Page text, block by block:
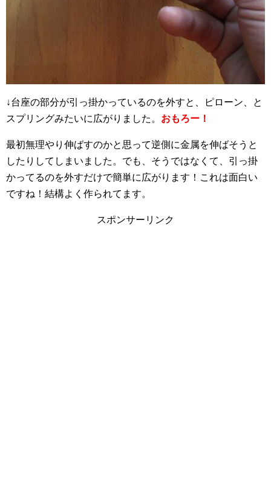
↓台座の部分が引っ掛かっているのを外すと、ピローン、と
スプリングみたいに広がりました。 おもろー！
最初無理やり伸ばすのかと思って逆側に金属を伸ばそうと
したりしてしまいました。でも、そうではなくて、引っ掛
かってるのを外すだけで簡単に広がります！これは面白い
ですね！結構よく作られてます。
スポンサーリンク